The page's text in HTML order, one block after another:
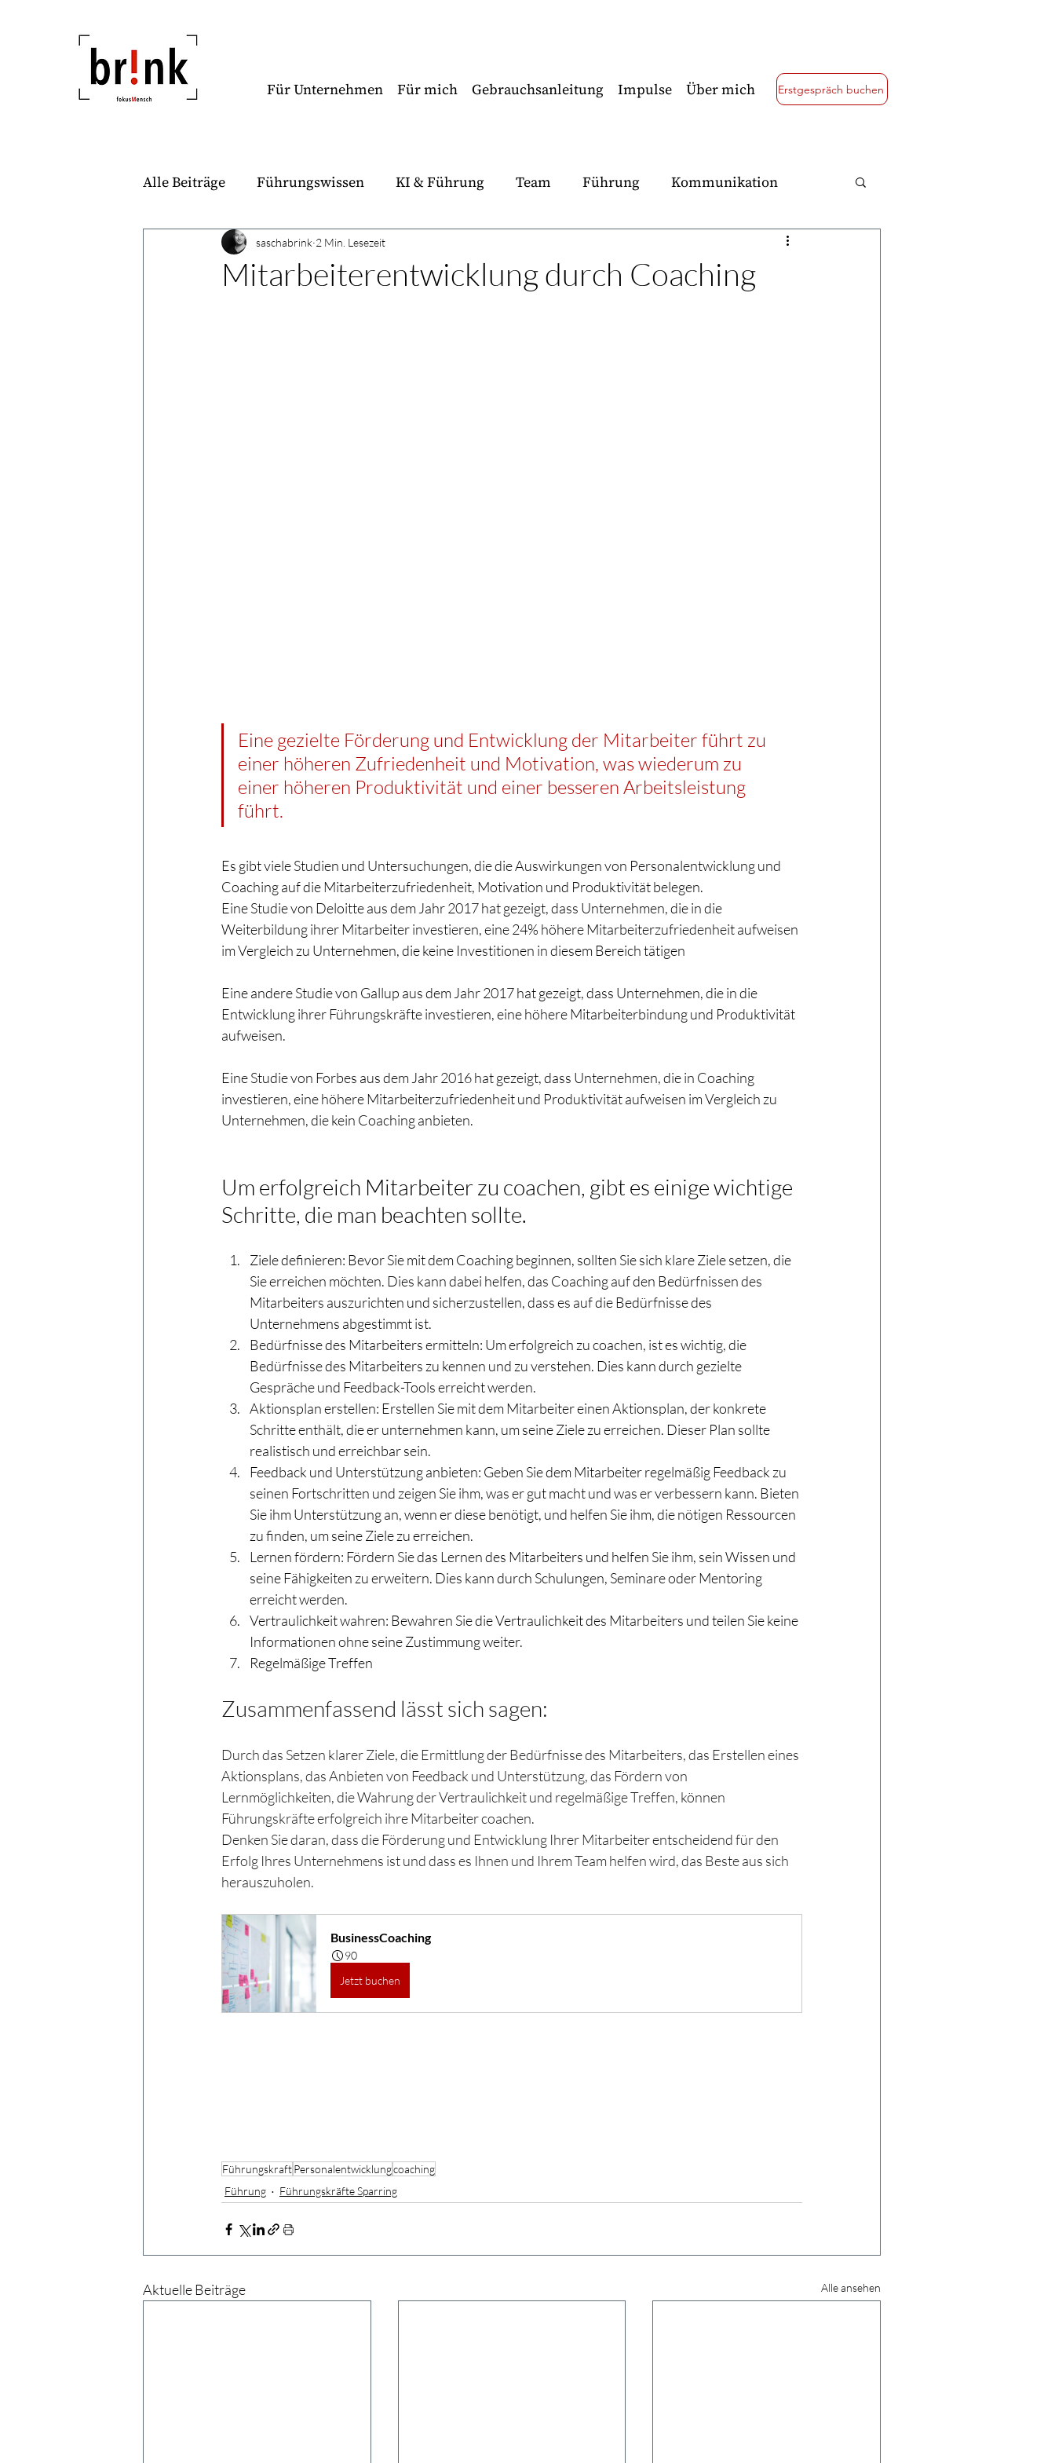
Für Unternehmen Für mich Gebrauchsanleitung Impulse Über mich Erstgespräch buchen
Alle Beiträge Führungswissen KI & Führung Team Führung Kommunikation
Stärken Führungskräfte Sparring
Mitarbeiterentwicklung durch Coaching
saschabrink 2 Min. Lesezeit
Eine gezielte Förderung und Entwicklung der Mitarbeiter führt zu
einer höheren Zufriedenheit und Motivation, was wiederum zu
einer höheren Produktivität und einer besseren Arbeitsleistung
führt.
Es gibt viele Studien und Untersuchungen, die die Auswirkungen von Personalentwicklung und
Coaching auf die Mitarbeiterzufriedenheit, Motivation und Produktivität belegen.
Eine Studie von Deloitte aus dem Jahr 2017 hat gezeigt, dass Unternehmen, die in die
Weiterbildung ihrer Mitarbeiter investieren, eine 24% höhere Mitarbeiterzufriedenheit aufweisen
im Vergleich zu Unternehmen, die keine Investitionen in diesem Bereich tätigen
Eine andere Studie von Gallup aus dem Jahr 2017 hat gezeigt, dass Unternehmen, die in die
Entwicklung ihrer Führungskräfte investieren, eine höhere Mitarbeiterbindung und Produktivität
aufweisen.
Eine Studie von Forbes aus dem Jahr 2016 hat gezeigt, dass Unternehmen, die in Coaching
investieren, eine höhere Mitarbeiterzufriedenheit und Produktivität aufweisen im Vergleich zu
Unternehmen, die kein Coaching anbieten.
Um erfolgreich Mitarbeiter zu coachen, gibt es einige wichtige
Schritte, die man beachten sollte.
Ziele definieren: Bevor Sie mit dem Coaching beginnen, sollten Sie sich klare Ziele setzen, die
Sie erreichen möchten. Dies kann dabei helfen, das Coaching auf den Bedürfnissen des
Mitarbeiters auszurichten und sicherzustellen, dass es auf die Bedürfnisse des
Unternehmens abgestimmt ist.
Bedürfnisse des Mitarbeiters ermitteln: Um erfolgreich zu coachen, ist es wichtig, die
Bedürfnisse des Mitarbeiters zu kennen und zu verstehen. Dies kann durch gezielte
Gespräche und Feedback-Tools erreicht werden.
Aktionsplan erstellen: Erstellen Sie mit dem Mitarbeiter einen Aktionsplan, der konkrete
Schritte enthält, die er unternehmen kann, um seine Ziele zu erreichen. Dieser Plan sollte
realistisch und erreichbar sein.
Feedback und Unterstützung anbieten: Geben Sie dem Mitarbeiter regelmäßig Feedback zu
seinen Fortschritten und zeigen Sie ihm, was er gut macht und was er verbessern kann. Bieten
Sie ihm Unterstützung an, wenn er diese benötigt, und helfen Sie ihm, die nötigen Ressourcen
zu finden, um seine Ziele zu erreichen.
Lernen fördern: Fördern Sie das Lernen des Mitarbeiters und helfen Sie ihm, sein Wissen und
seine Fähigkeiten zu erweitern. Dies kann durch Schulungen, Seminare oder Mentoring
erreicht werden.
Vertraulichkeit wahren: Bewahren Sie die Vertraulichkeit des Mitarbeiters und teilen Sie keine
Informationen ohne seine Zustimmung weiter.
Regelmäßige Treffen
Zusammenfassend lässt sich sagen:
Durch das Setzen klarer Ziele, die Ermittlung der Bedürfnisse des Mitarbeiters, das Erstellen eines
Aktionsplans, das Anbieten von Feedback und Unterstützung, das Fördern von
Lernmöglichkeiten, die Wahrung der Vertraulichkeit und regelmäßige Treffen, können
Führungskräfte erfolgreich ihre Mitarbeiter coachen.
Denken Sie daran, dass die Förderung und Entwicklung Ihrer Mitarbeiter entscheidend für den
Erfolg Ihres Unternehmens ist und dass es Ihnen und Ihrem Team helfen wird, das Beste aus sich
herauszuholen.
BusinessCoaching
90
Jetzt buchen
FührungskraftPersonalentwicklungcoaching
Führung
Führungskräfte Sparring
Aktuelle Beiträge Alle ansehen